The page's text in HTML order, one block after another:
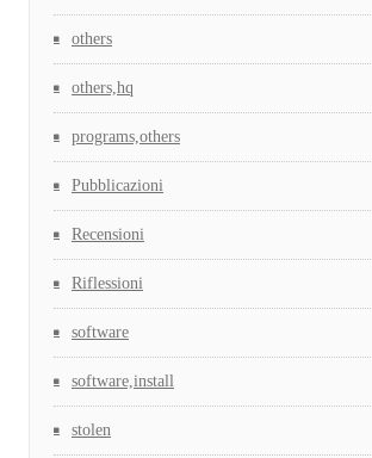
others
others,hq
programs,others
Pubblicazioni
Recensioni
Riflessioni
software
software,install
stolen